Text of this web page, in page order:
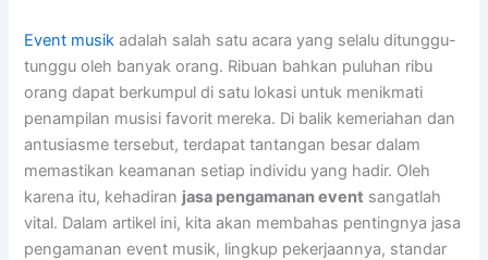
Event musik adalah salah satu acara yang selalu ditunggu-
tunggu oleh banyak orang. Ribuan bahkan puluhan ribu
orang dapat berkumpul di satu lokasi untuk menikmati
penampilan musisi favorit mereka. Di balik kemeriahan dan
antusiasme tersebut, terdapat tantangan besar dalam
memastikan keamanan setiap individu yang hadir. Oleh
karena itu, kehadiran jasa pengamanan event sangatlah
vital. Dalam artikel ini, kita akan membahas pentingnya jasa
pengamanan event musik, lingkup pekerjaannya, standar